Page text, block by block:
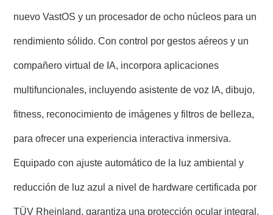
nuevo VastOS y un procesador de ocho núcleos para un
rendimiento sólido. Con control por gestos aéreos y un
compañero virtual de IA, incorpora aplicaciones
multifuncionales, incluyendo asistente de voz IA, dibujo,
fitness, reconocimiento de imágenes y filtros de belleza,
para ofrecer una experiencia interactiva inmersiva.
Equipado con ajuste automático de la luz ambiental y
reducción de luz azul a nivel de hardware certificada por
TÜV Rheinland, garantiza una protección ocular integral.